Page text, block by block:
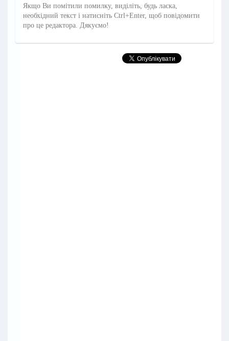
Якщо Ви помітили помилку, виділіть, будь ласка,
необхідний текст і натисніть Ctrl+Enter, щоб повідомити
про це редактора. Дякуємо!